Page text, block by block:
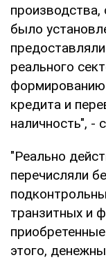
производства,
было
реального
формированию
кредита и
наличность", -
"Реально
перечисляли
транзитных и
этого,